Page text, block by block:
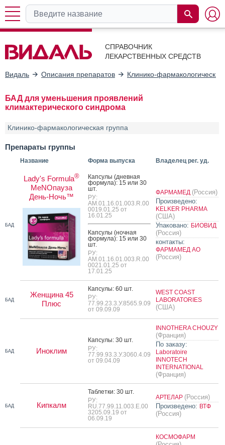
СПРАВОЧНИК
ЛЕКАРСТВЕННЫХ СРЕДСТВ
Видаль Описания препаратов Клинико-
БАД для уменьшения проявлений
климактерического синдрома
Клинико-фармакологическая группа
Препараты группы
Название Форма выпуска Владелец рег. уд.
БАД
Lady's Formula®
MeNOпауза
День-Ночь™
Кап­су­лы (днев­ная
фор­му­ла): 15 или 30
шт.
РУ:
AM.01.16.01.003.R.00
0019.01.25 от
16.01.25
Кап­су­лы (ноч­ная
фор­му­ла): 15 или 30
шт.
РУ:
AM.01.16.01.003.R.00
0021.01.25 от
17.01.25
ФАРМАМЕД (Россия)
Произведено:
KELKER PHARMA
(США)
Упаковано: БИОВИД
(Россия)
контакты:
ФАРМАМЕД АО
(Россия)
БАД
Женщина 45
Плюс
Кап­су­лы: 60 шт.
РУ:
77.99.23.3.У.8565.9.09
от 09.09.09
WEST COAST
LABORATORIES
(США)
БАД Иноклим
Кап­су­лы: 30 шт.
РУ:
77.99.93.3.У.3060.4.09
от 09.04.09
INNOTHERA CHOUZY
(Франция)
По заказу:
Laboratoire
INNOTECH
INTERNATIONAL
(Франция)
БАД Кипкалм
Таб­летки: 30 шт.
РУ:
RU.77.99.11.003.Е.00
3205.09.19 от
06.09.19
АРТЕЛАР (Россия)
Произведено: ВТФ
(Россия)
КОСМОФАРМ